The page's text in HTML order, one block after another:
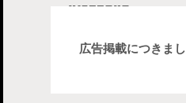
株式会社drip代表取締役社
広告掲載につきま